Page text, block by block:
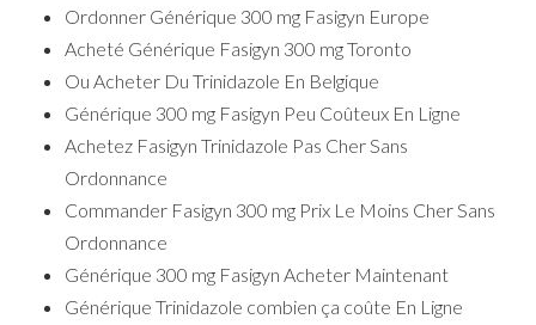
Ordonner Générique 300 mg Fasigyn Europe
Acheté Générique Fasigyn 300 mg Toronto
Ou Acheter Du Trinidazole En Belgique
Générique 300 mg Fasigyn Peu Coûteux En Ligne
Achetez Fasigyn Trinidazole Pas Cher Sans
Ordonnance
Commander Fasigyn 300 mg Prix Le Moins Cher Sans
Ordonnance
Générique 300 mg Fasigyn Acheter Maintenant
Générique Trinidazole combien ça coûte En Ligne